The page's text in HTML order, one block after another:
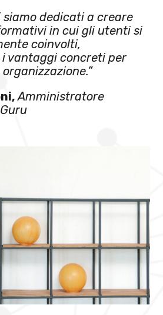
siamo dedicati a creare
in cui gli utenti si
coinvolti,
vantaggi concreti per
Amministratore